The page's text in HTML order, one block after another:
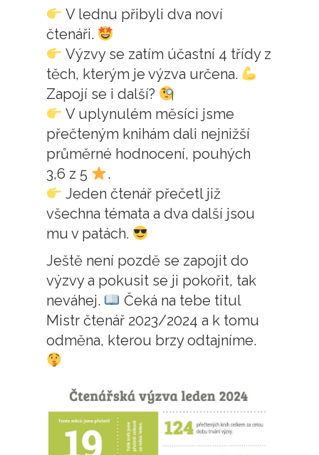
V lednu přibyli dva noví
čtenáři.
Výzvy se zatím účastní 4 třídy z
těch, kterým je výzva určena.
Zapojí se i další?
V uplynulém měsíci jsme
přečteným knihám dali nejnižší
průměrné hodnocení, pouhých
3,6 z 5
.
Jeden čtenář přečetl již
všechna témata a dva další jsou
mu v patách.
Ještě není pozdě se zapojit do
výzvy a pokusit se ji pokořit, tak
neváhej.
Čeká na tebe titul
Mistr čtenář 2023/2024 a k tomu
odměna, kterou brzy odtajníme.